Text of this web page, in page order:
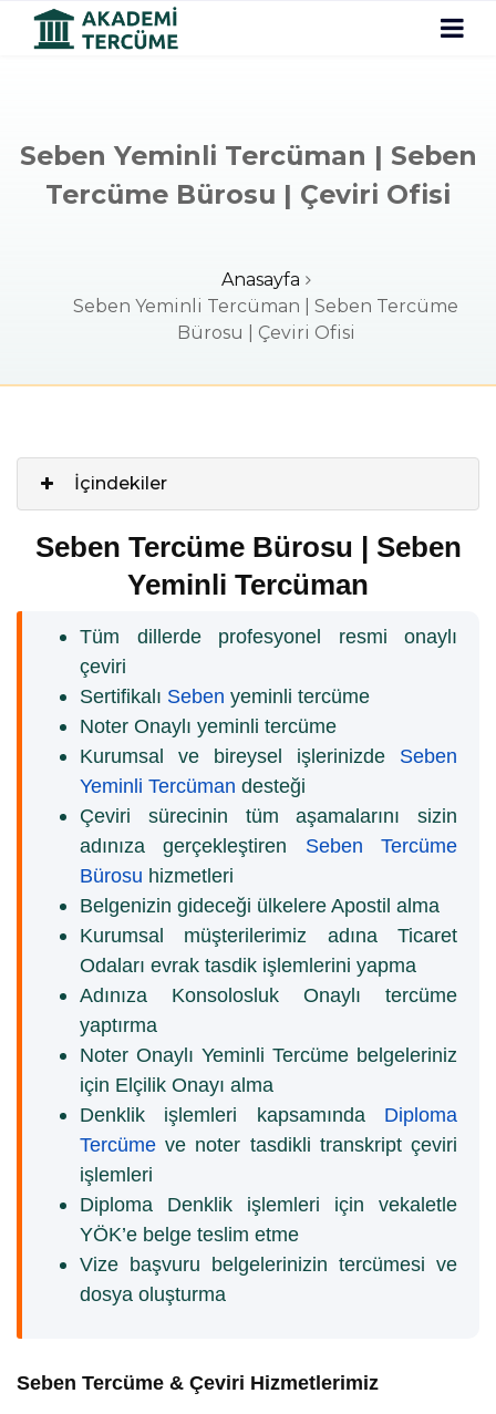
Seben Yeminli Tercüman | Seben
Tercüme Bürosu | Çeviri Ofisi
Anasayfa
Seben Yeminli Tercüman | Seben Tercüme
Bürosu | Çeviri Ofisi
İçindekiler
Seben Tercüme Bürosu | Seben
Yeminli Tercüman
Tüm dillerde profesyonel resmi onaylı
çeviri
Sertifikalı Seben yeminli tercüme
Noter Onaylı yeminli tercüme
Kurumsal ve bireysel işlerinizde Seben
Yeminli Tercüman desteği
Çeviri sürecinin tüm aşamalarını sizin
adınıza gerçekleştiren Seben Tercüme
Bürosu hizmetleri
Belgenizin gideceği ülkelere Apostil alma
Kurumsal müşterilerimiz adına Ticaret
Odaları evrak tasdik işlemlerini yapma
Adınıza Konsolosluk Onaylı tercüme
yaptırma
Noter Onaylı Yeminli Tercüme belgeleriniz
için Elçilik Onayı alma
Denklik işlemleri kapsamında Diploma
Tercüme ve noter tasdikli transkript çeviri
işlemleri
Diploma Denklik işlemleri için vekaletle
YÖK’e belge teslim etme
Vize başvuru belgelerinizin tercümesi ve
dosya oluşturma
Seben Tercüme & Çeviri Hizmetlerimiz